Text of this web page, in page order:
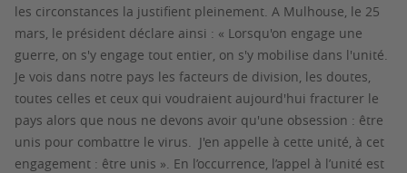
les circonstances la justifient pleinement. A Mulhouse, le 25
mars, le président déclare ainsi : « Lorsqu'on engage une
guerre, on s'y engage tout entier, on s'y mobilise dans l'unité.
Je vois dans notre pays les facteurs de division, les doutes,
toutes celles et ceux qui voudraient aujourd'hui fracturer le
pays alors que nous ne devons avoir qu'une obsession : être
unis pour combattre le virus. J'en appelle à cette unité, à cet
engagement : être unis ». En l’occurrence, l’appel à l’unité est